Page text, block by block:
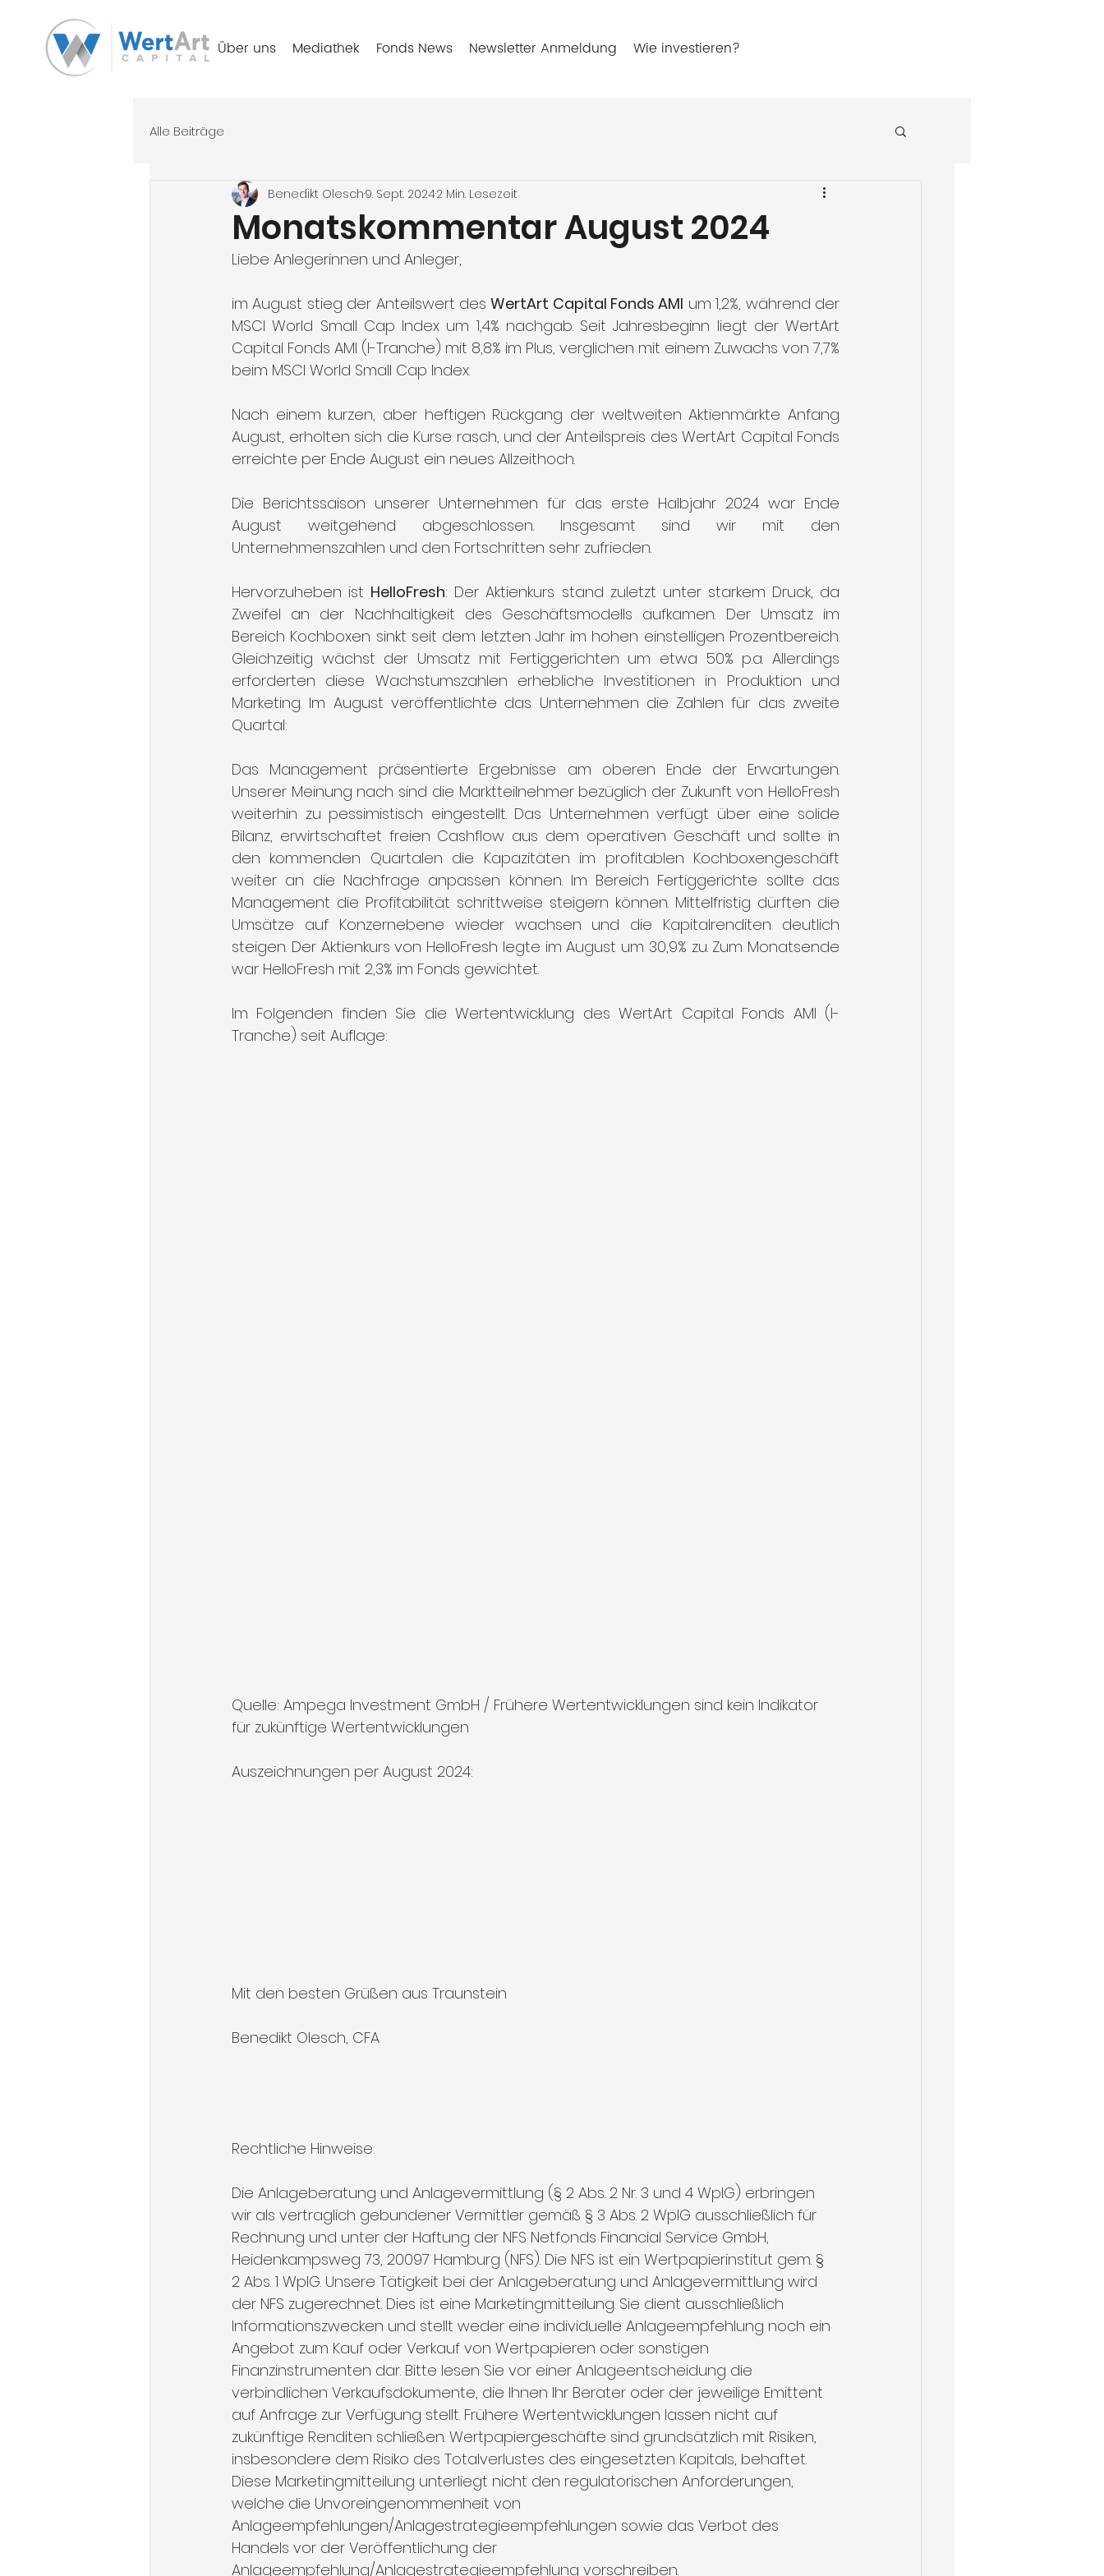
Über uns Mediathek Fonds News Newsletter Anmeldung Wie investieren?
Alle Beiträge
Monatskommentar August 2024
Benedikt Olesch9. Sept. 20242 Min. Lesezeit
Liebe Anlegerinnen und Anleger,
im August stieg der Anteilswert des WertArt Capital Fonds AMI um 1,2%, während der
MSCI World Small Cap Index um 1,4% nachgab. Seit Jahresbeginn liegt der WertArt
Capital Fonds AMI (I-Tranche) mit 8,8% im Plus, verglichen mit einem Zuwachs von 7,7%
beim MSCI World Small Cap Index.
Nach einem kurzen, aber heftigen Rückgang der weltweiten Aktienmärkte Anfang
August, erholten sich die Kurse rasch, und der Anteilspreis des WertArt Capital Fonds
erreichte per Ende August ein neues Allzeithoch.
Die Berichtssaison unserer Unternehmen für das erste Halbjahr 2024 war Ende
August weitgehend abgeschlossen. Insgesamt sind wir mit den
Unternehmenszahlen und den Fortschritten sehr zufrieden.
Hervorzuheben ist HelloFresh: Der Aktienkurs stand zuletzt unter starkem Druck, da
Zweifel an der Nachhaltigkeit des Geschäftsmodells aufkamen. Der Umsatz im
Bereich Kochboxen sinkt seit dem letzten Jahr im hohen einstelligen Prozentbereich.
Gleichzeitig wächst der Umsatz mit Fertiggerichten um etwa 50% p.a. Allerdings
erforderten diese Wachstumszahlen erhebliche Investitionen in Produktion und
Marketing. Im August veröffentlichte das Unternehmen die Zahlen für das zweite
Quartal:
Das Management präsentierte Ergebnisse am oberen Ende der Erwartungen.
Unserer Meinung nach sind die Marktteilnehmer bezüglich der Zukunft von HelloFresh
weiterhin zu pessimistisch eingestellt. Das Unternehmen verfügt über eine solide
Bilanz, erwirtschaftet freien Cashflow aus dem operativen Geschäft und sollte in
den kommenden Quartalen die Kapazitäten im profitablen Kochboxengeschäft
weiter an die Nachfrage anpassen können. Im Bereich Fertiggerichte sollte das
Management die Profitabilität schrittweise steigern können. Mittelfristig dürften die
Umsätze auf Konzernebene wieder wachsen und die Kapitalrenditen deutlich
steigen. Der Aktienkurs von HelloFresh legte im August um 30,9% zu. Zum Monatsende
war HelloFresh mit 2,3% im Fonds gewichtet.
Im Folgenden finden Sie die Wertentwicklung des WertArt Capital Fonds AMI (I-
Tranche) seit Auflage:
Quelle: Ampega Investment GmbH / Frühere Wertentwicklungen sind kein Indikator
für zukünftige Wertentwicklungen
Auszeichnungen per August 2024:
Mit den besten Grüßen aus Traunstein
Benedikt Olesch, CFA
Rechtliche Hinweise:
Die Anlageberatung und Anlagevermittlung (§ 2 Abs. 2 Nr. 3 und 4 WpIG) erbringen
wir als vertraglich gebundener Vermittler gemäß § 3 Abs. 2 WpIG ausschließlich für
Rechnung und unter der Haftung der NFS Netfonds Financial Service GmbH,
Heidenkampsweg 73, 20097 Hamburg (NFS). Die NFS ist ein Wertpapierinstitut gem. §
2 Abs. 1 WpIG. Unsere Tätigkeit bei der Anlageberatung und Anlagevermittlung wird
der NFS zugerechnet. Dies ist eine Marketingmitteilung. Sie dient ausschließlich
Informationszwecken und stellt weder eine individuelle Anlageempfehlung noch ein
Angebot zum Kauf oder Verkauf von Wertpapieren oder sonstigen
Finanzinstrumenten dar. Bitte lesen Sie vor einer Anlageentscheidung die
verbindlichen Verkaufsdokumente, die Ihnen Ihr Berater oder der jeweilige Emittent
auf Anfrage zur Verfügung stellt. Frühere Wertentwicklungen lassen nicht auf
zukünftige Renditen schließen. Wertpapiergeschäfte sind grundsätzlich mit Risiken,
insbesondere dem Risiko des Totalverlustes des eingesetzten Kapitals, behaftet.
Diese Marketingmitteilung unterliegt nicht den regulatorischen Anforderungen,
welche die Unvoreingenommenheit von
Anlageempfehlungen/Anlagestrategieempfehlungen sowie das Verbot des
Handels vor der Veröffentlichung der
Anlageempfehlung/Anlagestrategieempfehlung vorschreiben.